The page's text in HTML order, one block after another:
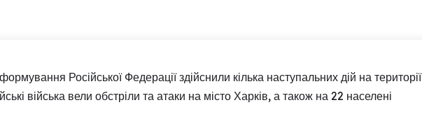
Російської Федерації здійснили кілька наступальних дій на території
війська вели обстріли та атаки на місто Харків, а також на 22 населені